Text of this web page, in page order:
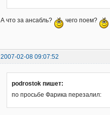
А что за ансабль? чего поем?
2007-02-08 09:07:52
podrostok пишет:
по просьбе Фарика перезалил: